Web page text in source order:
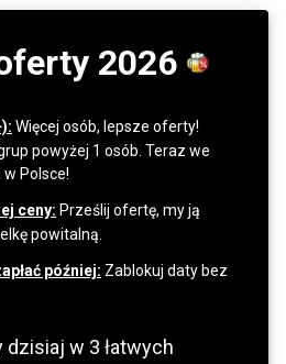
2026
Więcej osób, lepsze oferty!
powyżej 1 osób. Teraz we
Polsce!
ceny: Prześlij ofertę, my ją
powitalną.
później: Zablokuj daty bez
w 3 łatwych